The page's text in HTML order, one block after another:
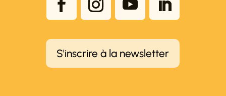
S'inscrire à la newsletter